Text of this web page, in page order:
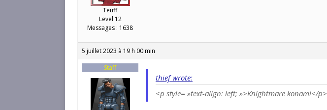
Teuff
Level 12
Messages : 1638
5 juillet 2023 à 19 h 00 min
Staff
thief wrote:
<p style= »text-align: left; »>Knightmare konami</p>